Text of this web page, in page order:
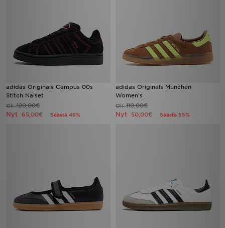
adidas Originals Campus 00s
Stitch Naiset
Oli120,00€
Nyt 65,00€ Säästä 46%
adidas Originals Munchen
Women's
Oli110,00€
Nyt 50,00€ Säästä 55%